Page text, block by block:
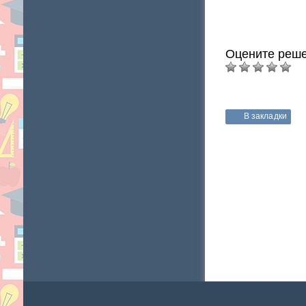
Оцените
В закладки